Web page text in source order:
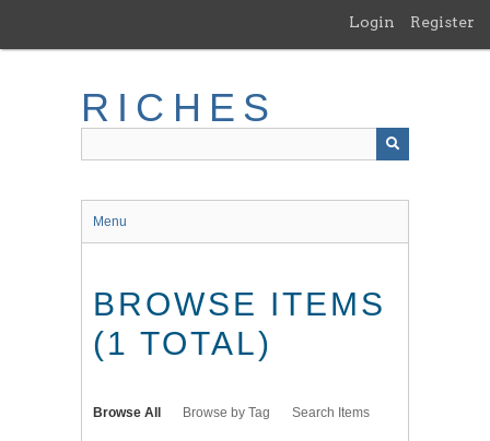
main
Login Register
RICHES
Menu
BROWSE ITEMS
(1 TOTAL)
Browse All Browse by Tag Search Items